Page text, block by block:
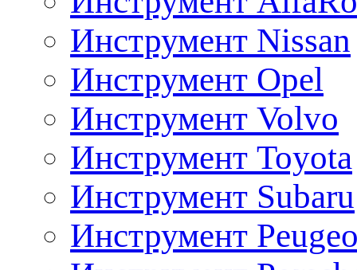
Инструмент Nissan
Инструмент Opel
Инструмент Volvo
Инструмент Toyota
Инструмент Subaru
Инструмент